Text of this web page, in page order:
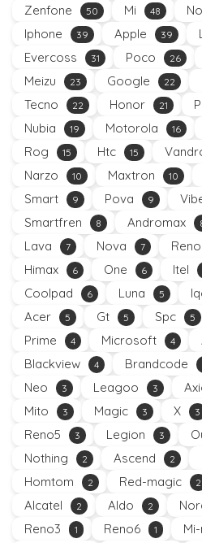
Zenfone 50 Mi 48
Iphone 39 Apple 39
Evercoss 31 Poco 26
Meizu 23 Google 22
Tecno 22 Honor 21
Nubia 19 Motorola 16
Rog 15 Htc 15
Narzo 10 Maxtron 10
Smart 9 Pova 9
Smartfren 8 Andromax
Lava 7 Nova 7 Reno
Himax 6 One 6 Itel
Coolpad 6 Luna 5
Acer 5 Gt 5 Spc 5
Prime 4 Microsoft 4
Blackview 4 Brandcode
Neo 3 Leagoo 3
Mito 3 Magic 3 X 3
Reno5 3 Legion 3
Nothing 2 Ascend 2
Homtom 2 Red-magic 2
Alcatel 2 Aldo 2
Reno3 1 Reno6 1